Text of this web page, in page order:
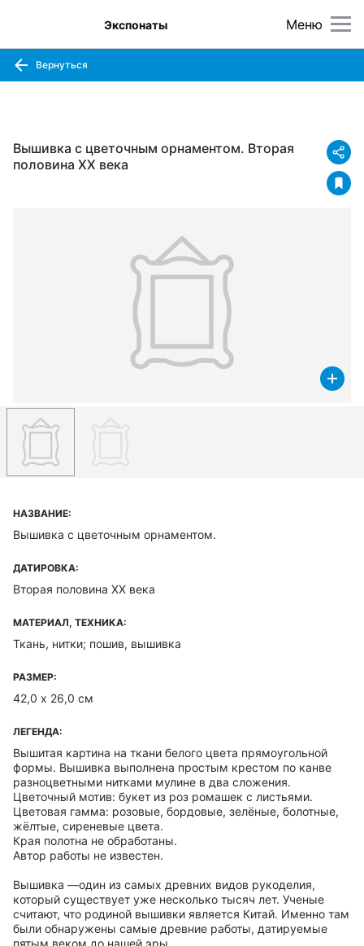
Меню
Экспонаты
Вернуться
Вышивка с цветочным орнаментом. Вторая
половина XX века
НАЗВАНИЕ:
Вышивка с цветочным орнаментом.
ДАТИРОВКА:
Вторая половина XX века
МАТЕРИАЛ, ТЕХНИКА:
Ткань, нитки; пошив, вышивка
РАЗМЕР:
42,0 х 26,0 см
ЛЕГЕНДА:
Вышитая картина на ткани белого цвета прямоугольной
формы. Вышивка выполнена простым крестом по канве
разноцветными нитками мулине в два сложения.
Цветочный мотив: букет из роз ромашек с листьями.
Цветовая гамма: розовые, бордовые, зелёные, болотные,
жёлтые, сиреневые цвета.
Края полотна не обработаны.
Автор работы не известен.
Вышивка —один из самых древних видов рукоделия,
который существует уже несколько тысяч лет. Ученые
считают, что родиной вышивки является Китай. Именно там
были обнаружены самые древние работы, датируемые
пятым веком до нашей эры.